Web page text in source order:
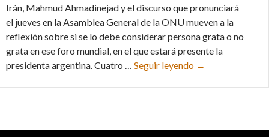
Irán, Mahmud Ahmadinejad y el discurso que pronunciará
el jueves en la Asamblea General de la ONU mueven a la
reflexión sobre si se lo debe considerar persona grata o no
grata en ese foro mundial, en el que estará presente la
presidenta argentina. Cuatro … Seguir leyendo El discurso del
→